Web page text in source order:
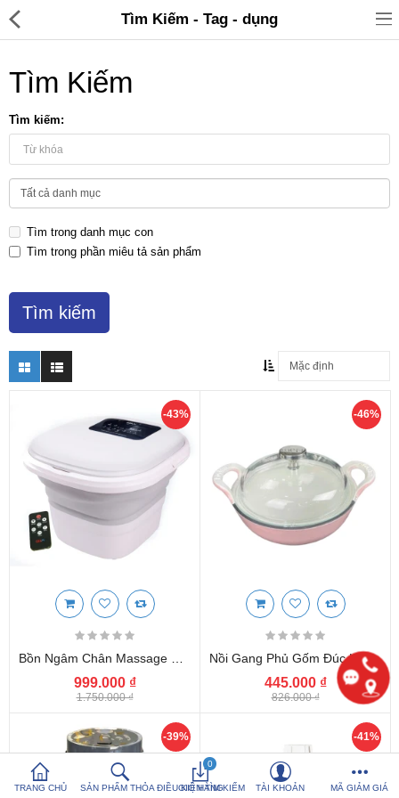
Điện gia dụng
Đồ tiện ích
Sản phẩm khác
Tin tức
So sánh sản
phẩm (%s)
Yêu thích (0)
Hotline: 0816 505 655
Tải App SanHangRe nhận Quà
TRANG CHỦ SẢN PHẨM THỎA ĐIỀU KIỆN TÌM KIẾM
0
GIỎ HÀNG TÀI KHOẢN MÃ GIẢM GIÁ
Tìm Kiếm - Tag - dụng
Tìm Kiếm
Tìm kiếm:
Tìm trong danh mục con
Tìm trong phần miêu tả sản phẩm
-43%
999.000 ₫
1.750.000 ₫
-46%
Nồi Gang Phủ Gốm Đúc Liền Seka SKG420 Size 20cm Đáy Từ
445.000 ₫
826.000 ₫
-39% -41%